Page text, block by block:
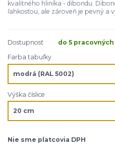
kvalitného hliníka - dibondu.
ľahkosťou, ale zároveň je pevný a
Dostupnosť
do 5
Farba tabuľky
Výška číslice
Nie sme platcovia DPH